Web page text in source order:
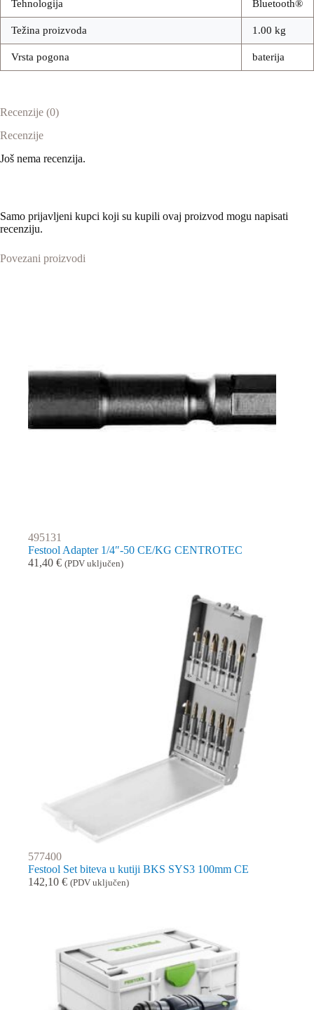
Tehnologija Bluetooth®
Težina proizvoda 1.00 kg
Vrsta pogona baterija
Recenzije (0)
Recenzije
Još nema recenzija.
Samo prijavljeni kupci koji su kupili ovaj proizvod mogu napisati
recenziju.
Povezani proizvodi
495131
Festool Adapter 1/4″-50 CE/KG CENTROTEC
41,40 € (PDV uključen)
577400
Festool Set biteva u kutiji BKS SYS3 100mm CE
142,10 € (PDV uključen)